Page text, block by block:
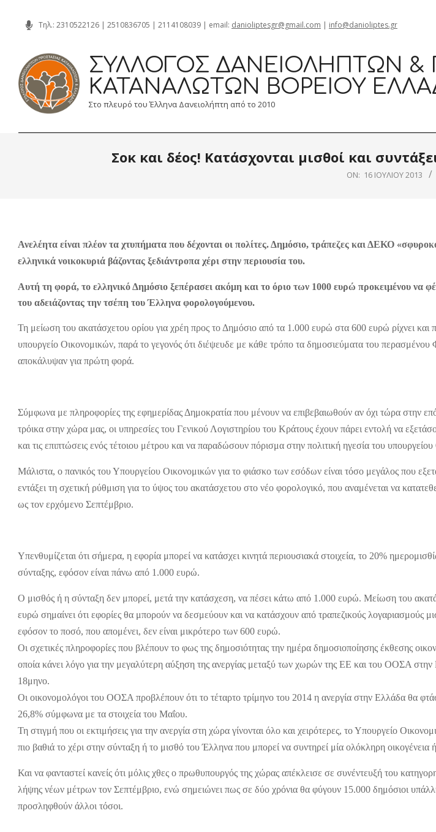
content
Τηλ.: 2310522126 | 2510836705 | 2114108039 | email: danioliptesgr@gmail.com | info@danioliptes.gr
ΣΎΛΛΟΓΟΣ ΔΑΝΕΙΟΛΗΠΤΏΝ &
ΚΑΤΑΝΑΛΩΤΏΝ ΒΟΡΕΊΟΥ
Στο πλευρό του Έλληνα Δανειολήπτη από το 2010
Σοκ και δέος! Κατάσχονται μισθοί και
ON: 16 ΙΟΥΛΊΟΥ 2013
Ανελέητα είναι πλέον τα χτυπήματα που δέχονται οι πολίτες. Δημόσιο, τράπεζες και ΔΕΚΟ
ελληνικά νοικοκυριά βάζοντας ξεδιάντροπα χέρι στην περιουσία του.
Αυτή τη φορά, το ελληνικό Δημόσιο ξεπέρασει ακόμη και το όριο των 1000 ευρώ προκειμένου να
του αδειάζοντας την τσέπη του Έλληνα φορολογούμενου.
Τη μείωση του ακατάσχετου ορίου για χρέη προς το Δημόσιο από τα 1.000 ευρώ στα 600 ευρώ ρίχνει και
υπουργείο Οικονομικών, παρά το γεγονός ότι διέψευδε με κάθε τρόπο τα δημοσιεύματα του περασμένου
αποκάλυψαν για πρώτη φορά.
Σύμφωνα με πληροφορίες της εφημερίδας Δημοκρατία που μένουν να επιβεβαιωθούν αν όχι τώρα στην
τρόικα στην χώρα μας, οι υπηρεσίες του Γενικού Λογιστηρίου του Κράτους έχουν πάρει εντολή να
και τις επιπτώσεις ενός τέτοιου μέτρου και να παραδώσουν πόρισμα στην πολιτική ηγεσία του
Μάλιστα, ο πανικός του Υπουργείου Οικονομικών για το φιάσκο των εσόδων είναι τόσο μεγάλος που
εντάξει τη σχετική ρύθμιση για το ύψος του ακατάσχετου στο νέο φορολογικό, που αναμένεται να
ως τον ερχόμενο Σεπτέμβριο.
Υπενθυμίζεται ότι σήμερα, η εφορία μπορεί να κατάσχει κινητά περιουσιακά στοιχεία, το 20%
σύνταξης, εφόσον είναι πάνω από 1.000 ευρώ.
Ο μισθός ή η σύνταξη δεν μπορεί, μετά την κατάσχεση, να πέσει κάτω από 1.000 ευρώ. Μείωση του
ευρώ σημαίνει ότι εφορίες θα μπορούν να δεσμεύουν και να κατάσχουν από τραπεζικούς λογαριασμούς
εφόσον το ποσό, που απομένει, δεν είναι μικρότερο των 600 ευρώ.
Οι σχετικές πληροφορίες που βλέπουν το φως της δημοσιότητας την ημέρα δημοσιοποίησης έκθεσης
οποία κάνει λόγο για την μεγαλύτερη αύξηση της ανεργίας μεταξύ των χωρών της ΕΕ και του ΟΟΣΑ
18μηνο.
Οι οικονομολόγοι του ΟΟΣΑ προβλέπουν ότι το τέταρτο τρίμηνο του 2014 η ανεργία στην Ελλάδα θα
26,8% σύμφωνα με τα στοιχεία του Μαΐου.
Τη στιγμή που οι εκτιμήσεις για την ανεργία στη χώρα γίνονται όλο και χειρότερες, το Υπουργείο
πιο βαθιά το χέρι στην σύνταξη ή το μισθό του Έλληνα που μπορεί να συντηρεί μία ολόκληρη οικογένεια ή
Και να φανταστεί κανείς ότι μόλις χθες ο πρωθυπουργός της χώρας απέκλεισε σε συνέντευξή του
λήψης νέων μέτρων τον Σεπτέμβριο, ενώ σημειώνει πως σε δύο χρόνια θα φύγουν 15.000 δημόσιοι
προσληφθούν άλλοι τόσοι.